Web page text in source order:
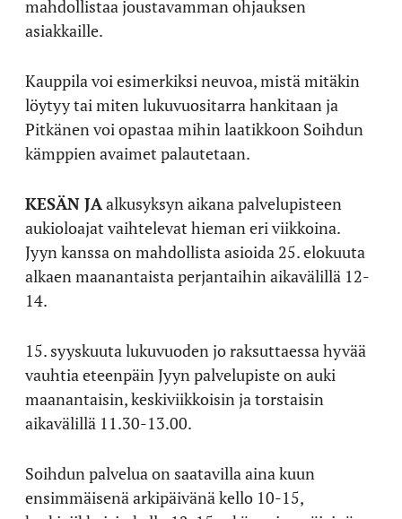
mahdollistaa joustavamman ohjauksen
asiakkaille.
Kauppila voi esimerkiksi neuvoa, mistä mitäkin
löytyy tai miten lukuvuositarra hankitaan ja
Pitkänen voi opastaa mihin laatikkoon Soihdun
kämppien avaimet palautetaan.
KESÄN JAalkusyksyn aikana palvelupisteen
aukioloajat vaihtelevat hieman eri viikkoina.
Jyyn kanssa on mahdollista asioida 25. elokuuta
alkaen maanantaista perjantaihin aikavälillä 12-
14.
15. syyskuuta lukuvuoden jo raksuttaessa hyvää
vauhtia eteenpäin Jyyn palvelupiste on auki
maanantaisin, keskiviikkoisin ja torstaisin
aikavälillä 11.30-13.00.
Soihdun palvelua on saatavilla aina kuun
ensimmäisenä arkipäivänä kello 10-15,